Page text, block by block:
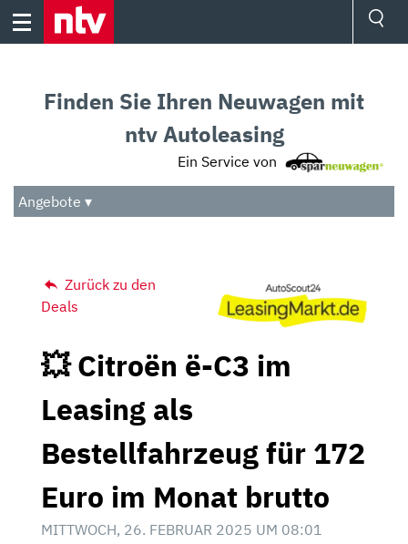
Skip
Audio
Das Beste
Finden Sie Ihren Neuwagen mit
ntv Autoleasing
Ein Service von
Angebote ▾
Zurück zu den
Deals
💥 Citroën ë-C3 im
Leasing als
Bestellfahrzeug für 172
Euro im Monat brutto
MITTWOCH, 26. FEBRUAR 2025 UM 08:01